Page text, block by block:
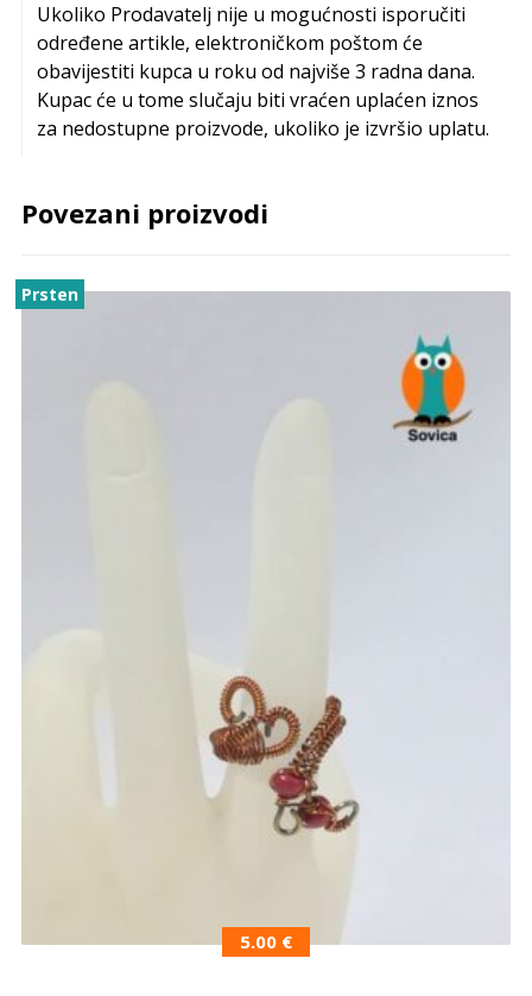
Ukoliko Prodavatelj nije u mogućnosti isporučiti
određene artikle, elektroničkom poštom će
obavijestiti kupca u roku od najviše 3 radna dana.
Kupac će u tome slučaju biti vraćen uplaćen iznos
za nedostupne proizvode, ukoliko je izvršio uplatu.
Povezani proizvodi
Prsten
5.00 €